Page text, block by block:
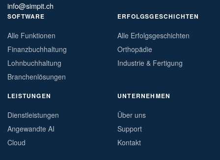
info@simpit.ch
SOFTWARE
Alle Funktionen
Finanzbuchhaltung
Lohnbuchhaltung
Branchenlösungen
ERFOLGSGESCHICHTEN
Alle Erfolgsgeschichten
Orthopädie
Industrie & Fertigung
LEISTUNGEN
Dienstleistungen
Angewandte AI
Cloud
UNTERNEHMEN
Über uns
Support
Kontakt